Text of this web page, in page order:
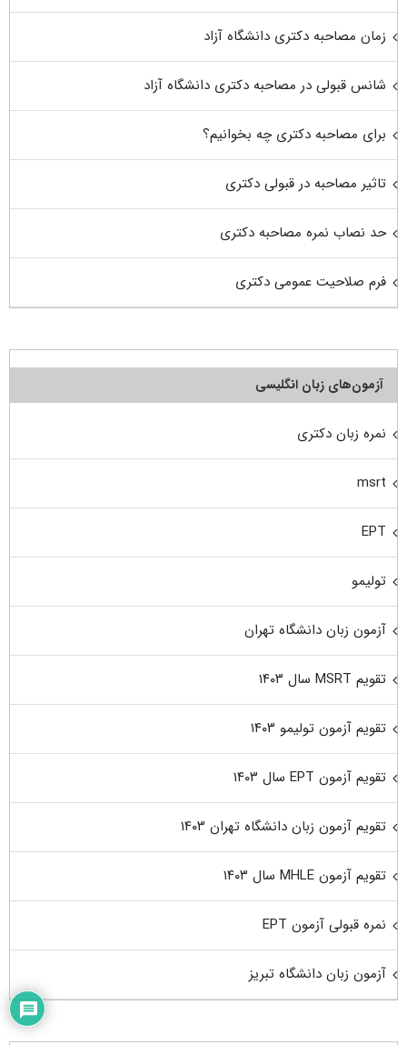
زمان مصاحبه دکتری دانشگاه آزاد
شانس قبولی در مصاحبه دکتری دانشگاه آزاد
برای مصاحبه دکتری چه بخوانیم؟
تاثیر مصاحبه در قبولی دکتری
حد نصاب نمره مصاحبه دکتری
فرم صلاحیت عمومی دکتری
آزمون‌های زبان انگلیسی
نمره زبان دکتری
msrt
EPT
تولیمو
آزمون زبان دانشگاه تهران
تقویم MSRT سال ۱۴۰۳
تقویم آزمون تولیمو ۱۴۰۳
تقویم آزمون EPT سال ۱۴۰۳
تقویم آزمون زبان دانشگاه تهران ۱۴۰۳
تقویم آزمون MHLE سال ۱۴۰۳
نمره قبولی آزمون EPT
آزمون زبان دانشگاه تبریز